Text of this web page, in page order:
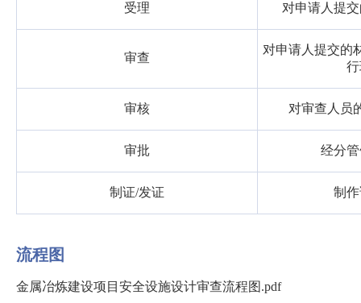
受理 对申请人提
审查
对申请人提交的
审核 对审查人员
审批 经分
制证/发证 制
流程图
金属冶炼建设项目安全设施设计审查流程图.pdf